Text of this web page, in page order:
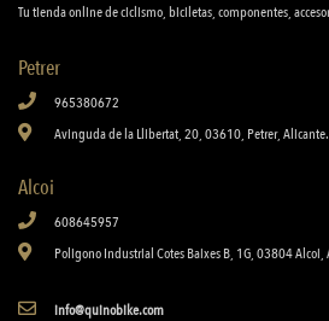
Tu tienda online de ciclismo, biciletas, componentes,
Petrer
965380672
Avinguda de la Llibertat, 20, 03610, Petrer, Alicante.
Alcoi
608645957
Poligono Industrial Cotes Baixes B, 1G, 03804 Alcoi,
info@quinobike.com